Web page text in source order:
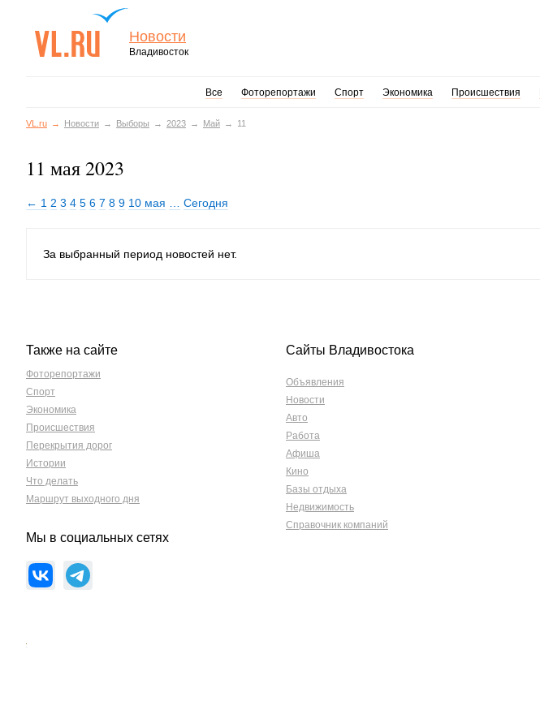
Новости
Владивосток
Все Фоторепортажи Спорт Экономика Происшествия
VL.ru Новости Выборы 2023 Май 11
11 мая 2023
← 1 2 3 4 5 6 7 8 9 10 мая Сегодня
За выбранный период новостей нет.
Также на сайте
Фоторепортажи
Спорт
Экономика
Происшествия
Перекрытия дорог
Истории
Что делать
Маршрут выходного дня
Мы в социальных сетях
Сайты Владивостока
Объявления
Новости
Авто
Работа
Афиша
Кино
Базы отдыха
Недвижимость
Справочник компаний